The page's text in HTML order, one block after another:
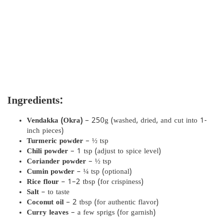
Ingredients:
Vendakka (Okra) – 250g (washed, dried, and cut into 1-
inch pieces)
Turmeric powder – ½ tsp
Chili powder – 1 tsp (adjust to spice level)
Coriander powder – ½ tsp
Cumin powder – ¼ tsp (optional)
Rice flour – 1–2 tbsp (for crispiness)
Salt – to taste
Coconut oil – 2 tbsp (for authentic flavor)
Curry leaves – a few sprigs (for garnish)